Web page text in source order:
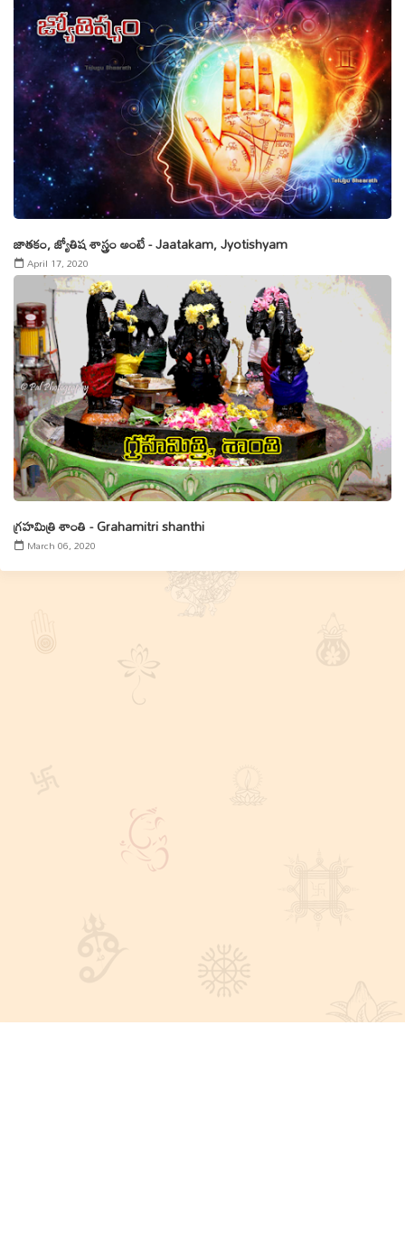
జాతకం, జ్యోతిష శాస్త్రం అంటే - Jaatakam, Jyotishyam
April 17, 2020
గ్రహమిత్రి శాంతి - Grahamitri shanthi
March 06, 2020